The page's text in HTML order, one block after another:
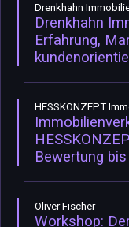
Drenkhahn
Drenkhahn
Erfahrung,
HESSKONZEPT
Bewertung
Oliver Fischer
Workshop: